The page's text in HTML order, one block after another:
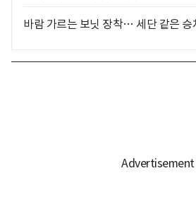
바람 가르는 보닛 장착… 세단 같은 승